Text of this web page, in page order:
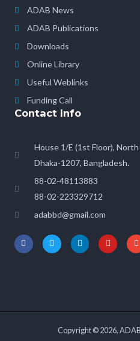
ADAB News
ADAB Publications
Downloads
Online Library
Useful Weblinks
Funding Call
Contact Info
House 1/E (1st Floor), North
Dhaka-1207, Bangladesh.
88-02-48113883
88-02-223329712
adabbd@gmail.com
Copyright © 2026,